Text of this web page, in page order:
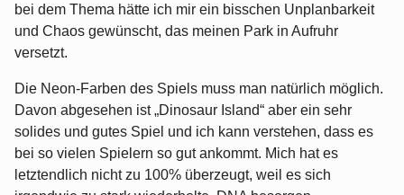
bei dem Thema hätte ich mir ein bisschen Unplanbarkeit
und Chaos gewünscht, das meinen Park in Aufruhr
versetzt.
Die Neon-Farben des Spiels muss man natürlich möglich.
Davon abgesehen ist „Dinosaur Island“ aber ein sehr
solides und gutes Spiel und ich kann verstehen, dass es
bei so vielen Spielern so gut ankommt. Mich hat es
letztendlich nicht zu 100% überzeugt, weil es sich